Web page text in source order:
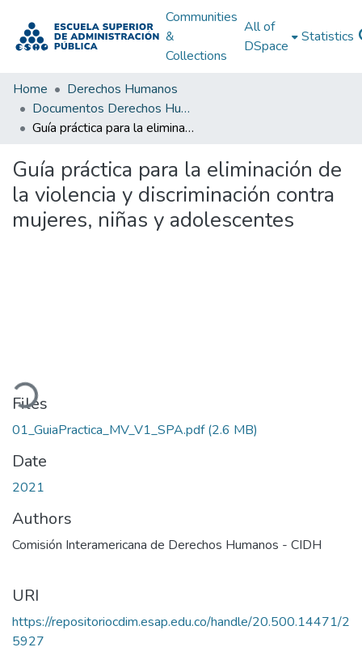
Communities
&
Collections
All of
DSpace
Statistics
Home
Derechos Humanos
Documentos Derechos Humanos
Guía práctica para la eliminación de la violencia y discriminación contra mujeres, niñas y adolescentes
Guía práctica para la eliminación de
la violencia y discriminación contra
mujeres, niñas y adolescentes
Files
01_GuiaPractica_MV_V1_SPA.pdf(2.6 MB)
Date
2021
Authors
Comisión Interamericana de Derechos Humanos - CIDH
URI
https://repositoriocdim.esap.edu.co/handle/20.500.14471/2
5927